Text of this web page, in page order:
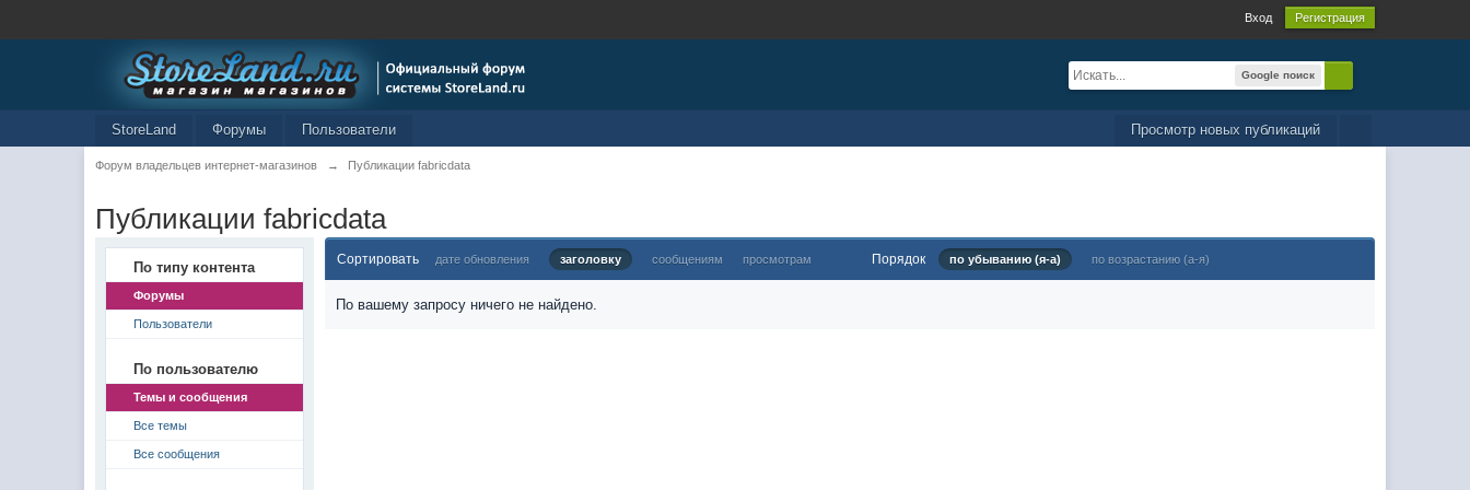
Вход Регистрация
Google поиск
Просмотр новых публикаций
StoreLand Форумы Пользователи
Форум владельцев интернет-магазинов → Публикации fabricdata
Публикации fabricdata
По типу контента
Форумы
Пользователи
По пользователю
Темы и сообщения
Все темы
Все сообщения
Сортировать дате обновления заголовку сообщениям просмотрам Порядок по убыванию (я-а) по возрастанию (а-я)
По вашему запросу ничего не найдено.